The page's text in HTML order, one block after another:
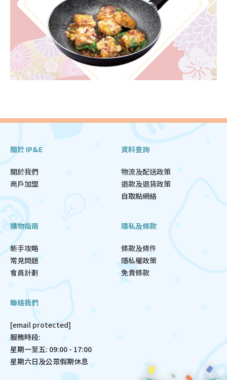
關於 IP&E
關於我們
商戶加盟
資料查詢
物流及配送政策
退款及退貨政策
自取點網絡
購物指南
新手攻略
常見問題
會員計劃
隱私及條款
條款及條件
隱私權政策
免責條款
聯絡我們
[email protected]
服務時段:
星期一至五: 09:00 - 17:00
星期六日及公眾假期休息